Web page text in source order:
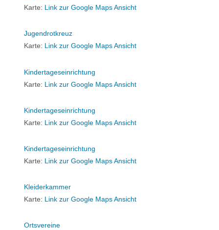
Karte: Link zur Google Maps Ansicht
Jugendrotkreuz
Karte: Link zur Google Maps Ansicht
Kindertageseinrichtung
Karte: Link zur Google Maps Ansicht
Kindertageseinrichtung
Karte: Link zur Google Maps Ansicht
Kindertageseinrichtung
Karte: Link zur Google Maps Ansicht
Kleiderkammer
Karte: Link zur Google Maps Ansicht
Ortsvereine